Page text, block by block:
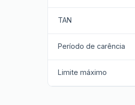
TAN
Período de carência
Limite máximo